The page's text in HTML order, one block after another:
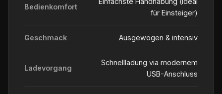
Bedienkomfort
für Einsteiger)
Geschmack Ausgewogen & intensiv
Ladevorgang
Schnellladung via modernem
USB-Anschluss